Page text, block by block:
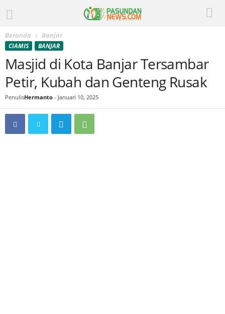
Beranda Banjar
CIAMIS BANJAR
Masjid di Kota Banjar Tersambar
Petir, Kubah dan Genteng Rusak
PenulisHermanto - Januari 10, 2025